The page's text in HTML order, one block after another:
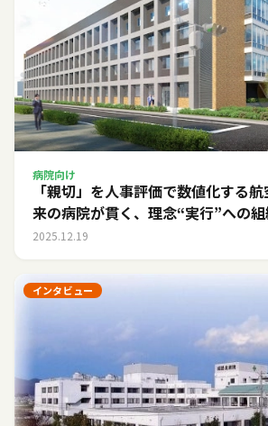
病院向け
「親切」を人事評価で数値化する――
来の病院が貫く、理念“実行”への
2025.12.19
インタビュー